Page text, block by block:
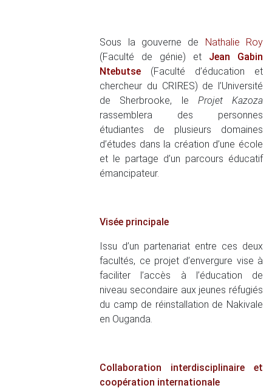
Sous la gouverne de Nathalie Roy
(Faculté de génie) et Jean Gabin
Ntebutse (Faculté d’éducation et
chercheur du CRIRES) de l’Université
de Sherbrooke, le Projet Kazoza
rassemblera des personnes
étudiantes de plusieurs domaines
d’études dans la création d’une école
et le partage d’un parcours éducatif
émancipateur.
Visée principale
Issu d’un partenariat entre ces deux
facultés, ce projet d’envergure vise à
faciliter l’accès à l’éducation de
niveau secondaire aux jeunes réfugiés
du camp de réinstallation de Nakivale
en Ouganda.
Collaboration interdisciplinaire et
coopération internationale